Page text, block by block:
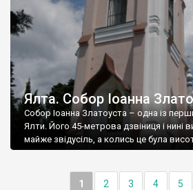
Ялта. Собор Іоанна
Собор Іоанна Златоуста – одна із
Ялти. Його 45-метрова дзвіниця і нині
майже звідусіль, а колись це була
1 2 3 4 5